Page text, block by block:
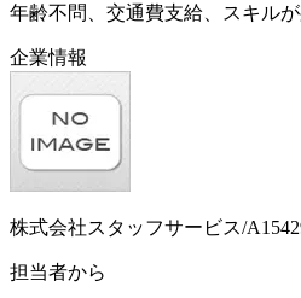
年齢不問、交通費支給、スキル
企業情報
株式会社スタッフサービス/
担当者から